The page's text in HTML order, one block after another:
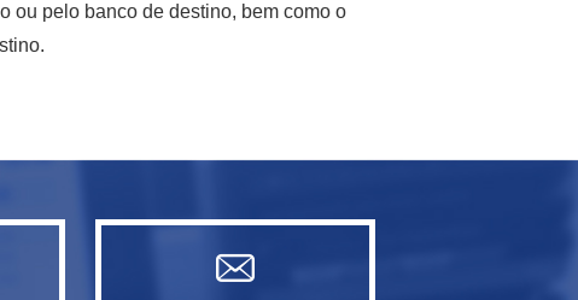
ou pelo banco de destino, bem como o